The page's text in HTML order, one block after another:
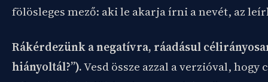
fölösleges mező: aki le akarja írni a nevét, az
Rákérdezünk a negatívra, ráadásul
hiányoltál?”).Vesd össze azzal a verzióval, hogy